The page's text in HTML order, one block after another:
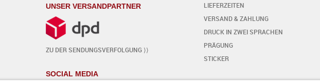
UNSER VERSANDPARTNER
ZU DER SENDUNGSVERFOLGUNG ⟩⟩
SOCIAL MEDIA
LIEFERZEITEN
VERSAND & ZAHLUNG
DRUCK IN ZWEI SPRACHEN
PRÄGUNG
STICKER